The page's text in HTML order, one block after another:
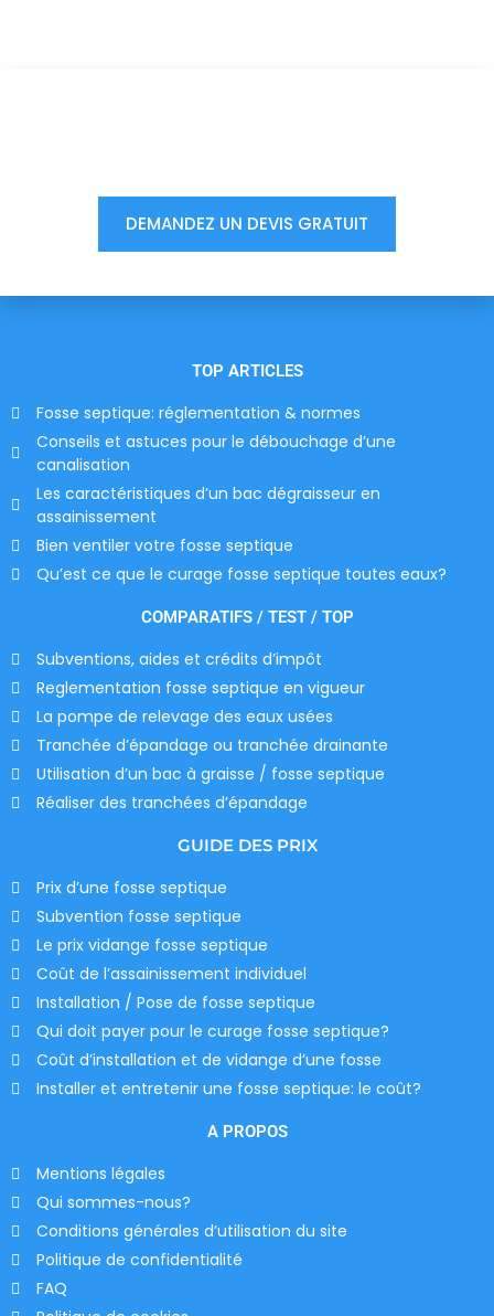
DEMANDEZ UN DEVIS GRATUIT
TOP ARTICLES
Fosse septique: réglementation & normes
Conseils et astuces pour le débouchage d’une
canalisation
Les caractéristiques d’un bac dégraisseur en
assainissement
Bien ventiler votre fosse septique
Qu’est ce que le curage fosse septique toutes eaux?
COMPARATIFS / TEST / TOP
Subventions, aides et crédits d’impôt
Reglementation fosse septique en vigueur
La pompe de relevage des eaux usées
Tranchée d’épandage ou tranchée drainante
Utilisation d’un bac à graisse / fosse septique
Réaliser des tranchées d’épandage
GUIDE DES PRIX
Prix d’une fosse septique
Subvention fosse septique
Le prix vidange fosse septique
Coût de l’assainissement individuel
Installation / Pose de fosse septique
Qui doit payer pour le curage fosse septique?
Coût d’installation et de vidange d’une fosse
Installer et entretenir une fosse septique: le coût?
A PROPOS
Mentions légales
Qui sommes-nous?
Conditions générales d’utilisation du site
Politique de confidentialité
FAQ